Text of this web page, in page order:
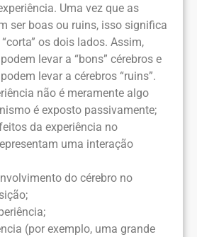
Uma vez que as
ser boas ou ruins, isso significa
os dois lados. Assim,
levar a “bons” cérebros e
levar a cérebros “ruins”.
não é meramente algo
é exposto passivamente;
da experiência no
uma interação
do cérebro no
(por exemplo, uma grande